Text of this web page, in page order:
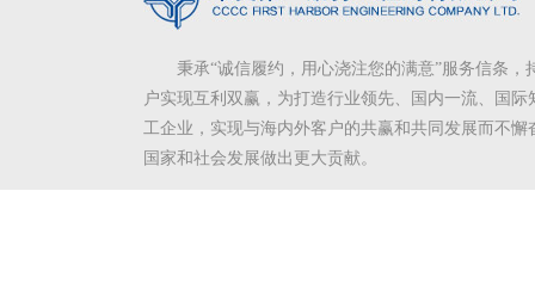
秉承“诚信履约，用心浇注您的满意”服务信条，
户实现互利双赢，为打造行业领先、国内一流、国际
工企业，实现与海内外客户的共赢和共同发展而不懈
国家和社会发展做出更大贡献。